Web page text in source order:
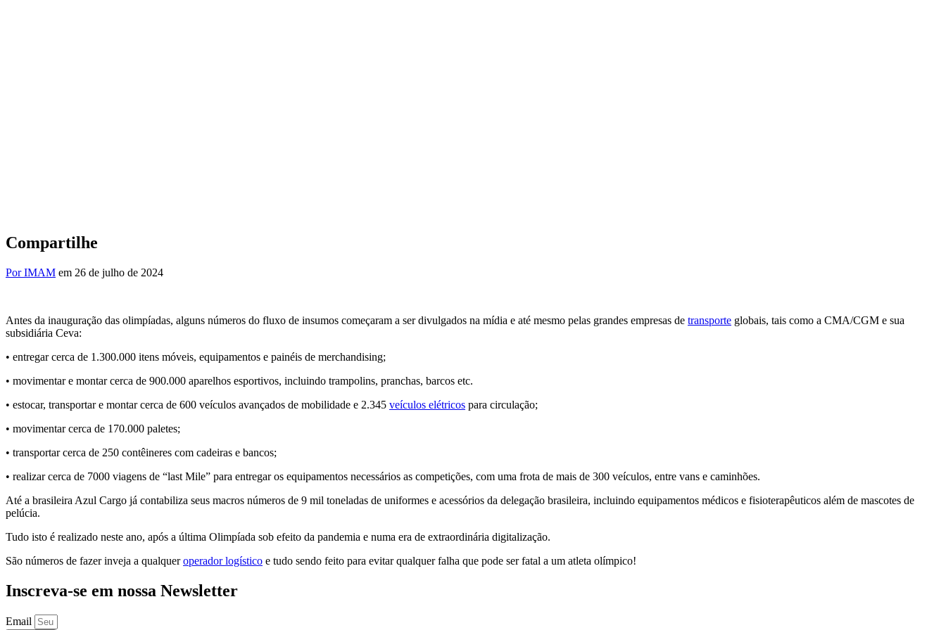
Compartilhe
Por IMAM em 26 de julho de 2024
Antes da inauguração das olimpíadas, alguns números do fluxo de insumos começaram a ser divulgados na mídia e até mesmo pelas grandes empresas de transporte globais, tais como a CMA/CGM e sua
subsidiária Ceva:
• entregar cerca de 1.300.000 itens móveis, equipamentos e painéis de merchandising;
• movimentar e montar cerca de 900.000 aparelhos esportivos, incluindo trampolins, pranchas, barcos etc.
• estocar, transportar e montar cerca de 600 veículos avançados de mobilidade e 2.345 veículos elétricos para circulação;
• movimentar cerca de 170.000 paletes;
• transportar cerca de 250 contêineres com cadeiras e bancos;
• realizar cerca de 7000 viagens de “last Mile” para entregar os equipamentos necessários as competições, com uma frota de mais de 300 veículos, entre vans e caminhões.
Até a brasileira Azul Cargo já contabiliza seus macros números de 9 mil toneladas de uniformes e acessórios da delegação brasileira, incluindo equipamentos médicos e fisioterapêuticos além de mascotes de
pelúcia.
Tudo isto é realizado neste ano, após a última Olimpíada sob efeito da pandemia e numa era de extraordinária digitalização.
São números de fazer inveja a qualqueroperador logístico e tudo sendo feito para evitar qualquer falha que pode ser fatal a um atleta olímpico!
Inscreva-se em nossa Newsletter
Email